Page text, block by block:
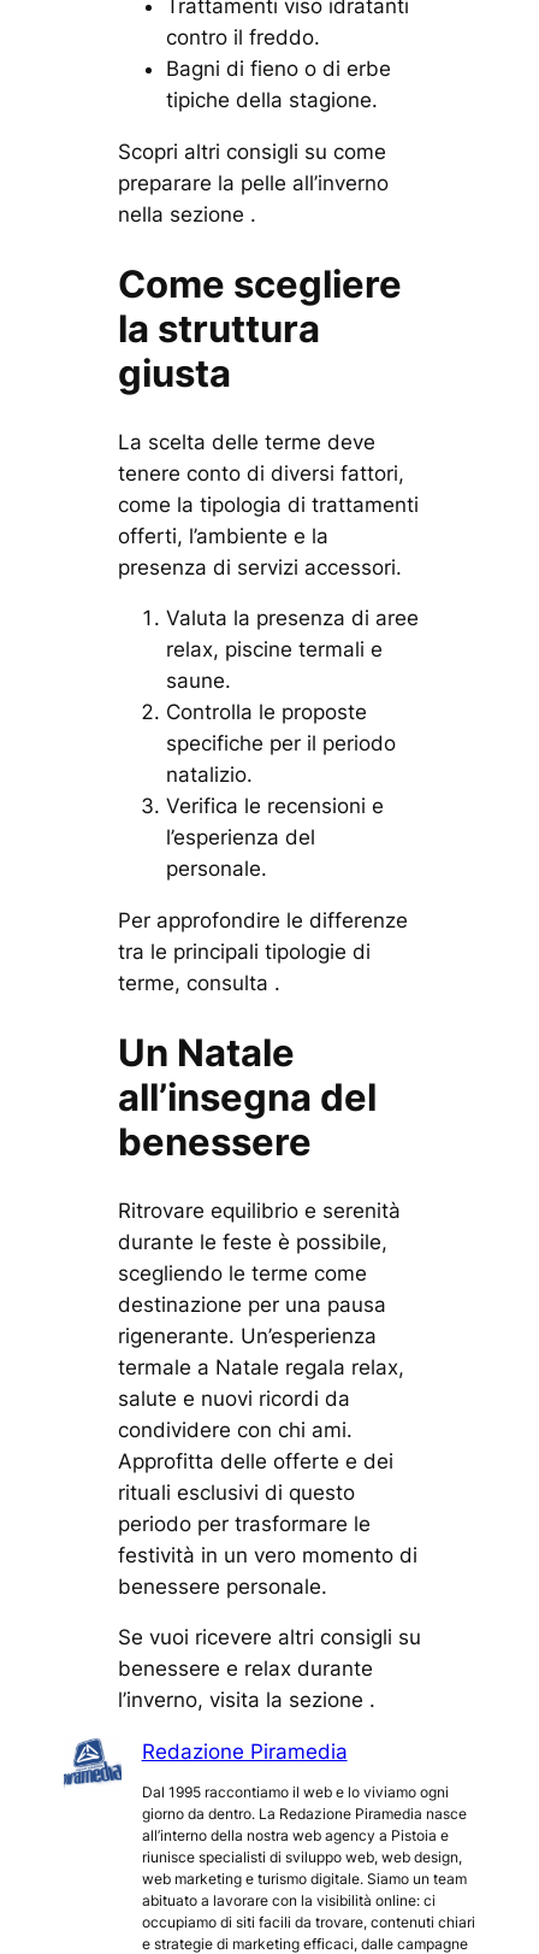
Trattamenti viso idratanti
contro il freddo.
Bagni di fieno o di erbe
tipiche della stagione.
Scopri altri consigli su come
preparare la pelle all’inverno
nella sezione .
Come scegliere
la struttura
giusta
La scelta delle terme deve
tenere conto di diversi fattori,
come la tipologia di trattamenti
offerti, l’ambiente e la
presenza di servizi accessori.
Valuta la presenza di aree
relax, piscine termali e
saune.
Controlla le proposte
specifiche per il periodo
natalizio.
Verifica le recensioni e
l’esperienza del
personale.
Per approfondire le differenze
tra le principali tipologie di
terme, consulta .
Un Natale
all’insegna del
benessere
Ritrovare equilibrio e serenità
durante le feste è possibile,
scegliendo le terme come
destinazione per una pausa
rigenerante. Un’esperienza
termale a Natale regala relax,
salute e nuovi ricordi da
condividere con chi ami.
Approfitta delle offerte e dei
rituali esclusivi di questo
periodo per trasformare le
festività in un vero momento di
benessere personale.
Se vuoi ricevere altri consigli su
benessere e relax durante
l’inverno, visita la sezione .
Redazione Piramedia
Dal 1995 raccontiamo il web e lo viviamo ogni
giorno da dentro. La Redazione Piramedia nasce
all’interno della nostra web agency a Pistoia e
riunisce specialisti di sviluppo web, web design,
web marketing e turismo digitale. Siamo un team
abituato a lavorare con la visibilità online: ci
occupiamo di siti facili da trovare, contenuti chiari
e strategie di marketing efficaci, dalle campagne